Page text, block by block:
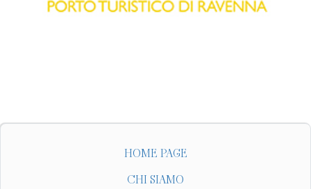
HOME PAGE
CHI SIAMO